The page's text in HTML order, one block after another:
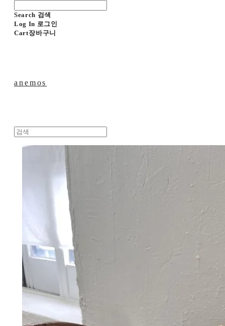
Search 검색
Log In 로그인
Cart장바구니
anemos